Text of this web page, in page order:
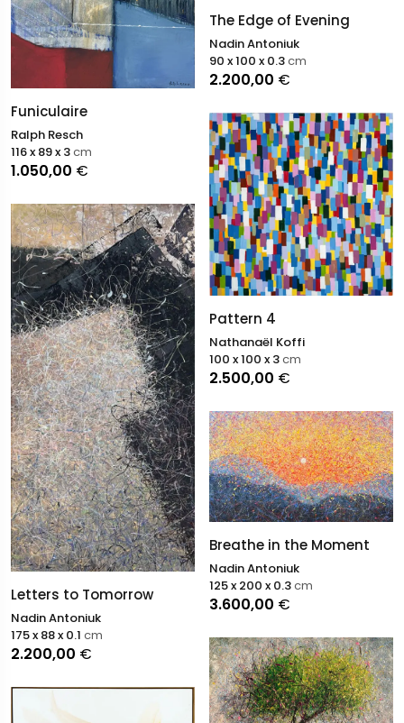
Funiculaire
Ralph Resch
1.050,00 €
116 x 89 x 3cm
Letters to Tomorrow
Nadin Antoniuk
2.200,00 €
175 x 88 x 0.1 cm
The Edge of Evening
Nadin Antoniuk
2.200,00 €
90 x 100 x 0.3cm
Pattern 4
Nathanaël Koffi
2.500,00 €
100 x 100 x 3cm
Breathe in the Moment
Nadin Antoniuk
3.600,00 €
125 x 200 x 0.3cm